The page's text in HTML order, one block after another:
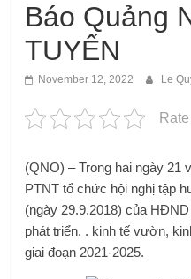
Báo Quảng
TUYẾN
November 12, 2022 Le
(QNO) – Trong hai ngày 21
PTNT tổ chức hội nghị tập
(ngày 29.9.2018) của
phát triển. . kinh tế vườn,
giai đoạn 2021-2025.